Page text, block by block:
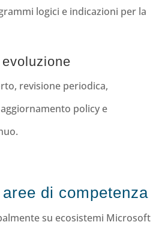
logici e indicazioni per la
revisione periodica,
policy e
di competenza
su ecosistemi Microsoft